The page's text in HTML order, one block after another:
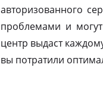
авторизованного
проблемами и
центр выдаст
вы потратили